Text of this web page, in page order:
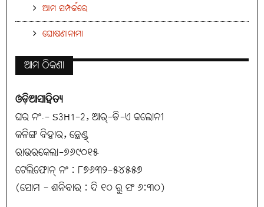
ଆମ ସମ୍ପର୍କରେ
ଘୋଷଣାନାମା
ଆମ ଠିକଣା
ଓଡ଼ିଆସାହିତ୍ୟ
ଘର ନଂ.- S3H1-2, ଆର୍-ଡି-ଏ କଲୋନୀ
କଳିଙ୍ଗ ବିହାର, ଛେଣ୍ଡ୍
ରାଉରକେଲା-୭୬୯୦୧୫
ଟେଲିଫୋନ୍ ନଂ : ୮୭୬୩୨-୫୪୫୫୭
(ସୋମ - ଶନିବାର : ଦି ୧୦ ରୁ ସଂ ୬:୩୦)